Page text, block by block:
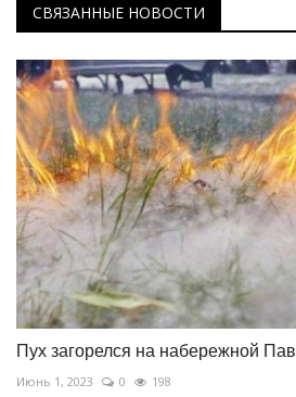
СВЯЗАННЫЕ НОВОСТИ
Пух загорелся на набережной
Июнь 1, 2023 0 198